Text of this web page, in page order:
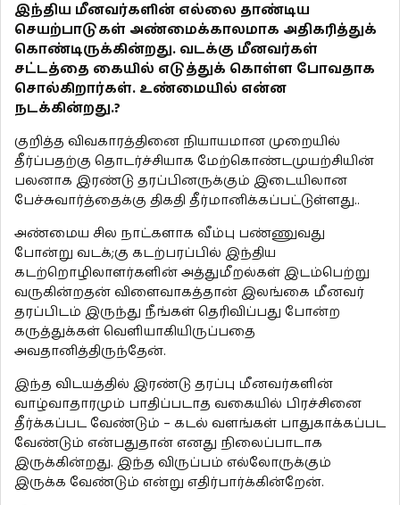
இந்திய மீனவர்களின் எல்லை தாண்டிய
செயற்பாடுகள் அண்மைக்காலமாக அதிகரித்துக்
கொண்டிருக்கின்றது. வடக்கு மீனவர்கள்
சட்டத்தை கையில் எடுத்துக் கொள்ள போவதாக
சொல்கிறார்கள். உண்மையில் என்ன
நடக்கின்றது.?
குறித்த விவகாரத்தினை நியாயமான முறையில்
தீர்ப்பதற்கு தொடர்ச்சியாக மேற்கொண்டமுயற்சியின்
பலனாக இரண்டு தரப்பினருக்கும் இடையிலான
பேச்சுவார்த்தைக்கு திகதி தீர்மானிக்கப்பட்டுள்ளது..
அண்மைய சில நாட்களாக வீம்பு பண்ணுவது
போன்று வடக்;கு கடற்பரப்பில் இந்திய
கடற்றொழிலாளர்களின் அத்துமீறல்கள் இடம்பெற்று
வருகின்றதன் விளைவாகத்தான் இலங்கை மீனவர்
தரப்பிடம் இருந்து நீங்கள் தெரிவிப்பது போன்ற
கருத்துக்கள் வெளியாகியிருப்பதை
அவதானித்திருந்தேன்.
இந்த விடயத்தில் இரண்டு தரப்பு மீனவர்களின்
வாழ்வாதாரமும் பாதிப்படாத வகையில் பிரச்சினை
தீர்க்கப்பட வேண்டும் – கடல் வளங்கள் பாதுகாக்கப்பட
வேண்டும் என்பதுதான் எனது நிலைப்பாடாக
இருக்கின்றது. இந்த விருப்பம் எல்லோருக்கும்
இருக்க வேண்டும் என்று எதிர்பார்க்கின்றேன்.